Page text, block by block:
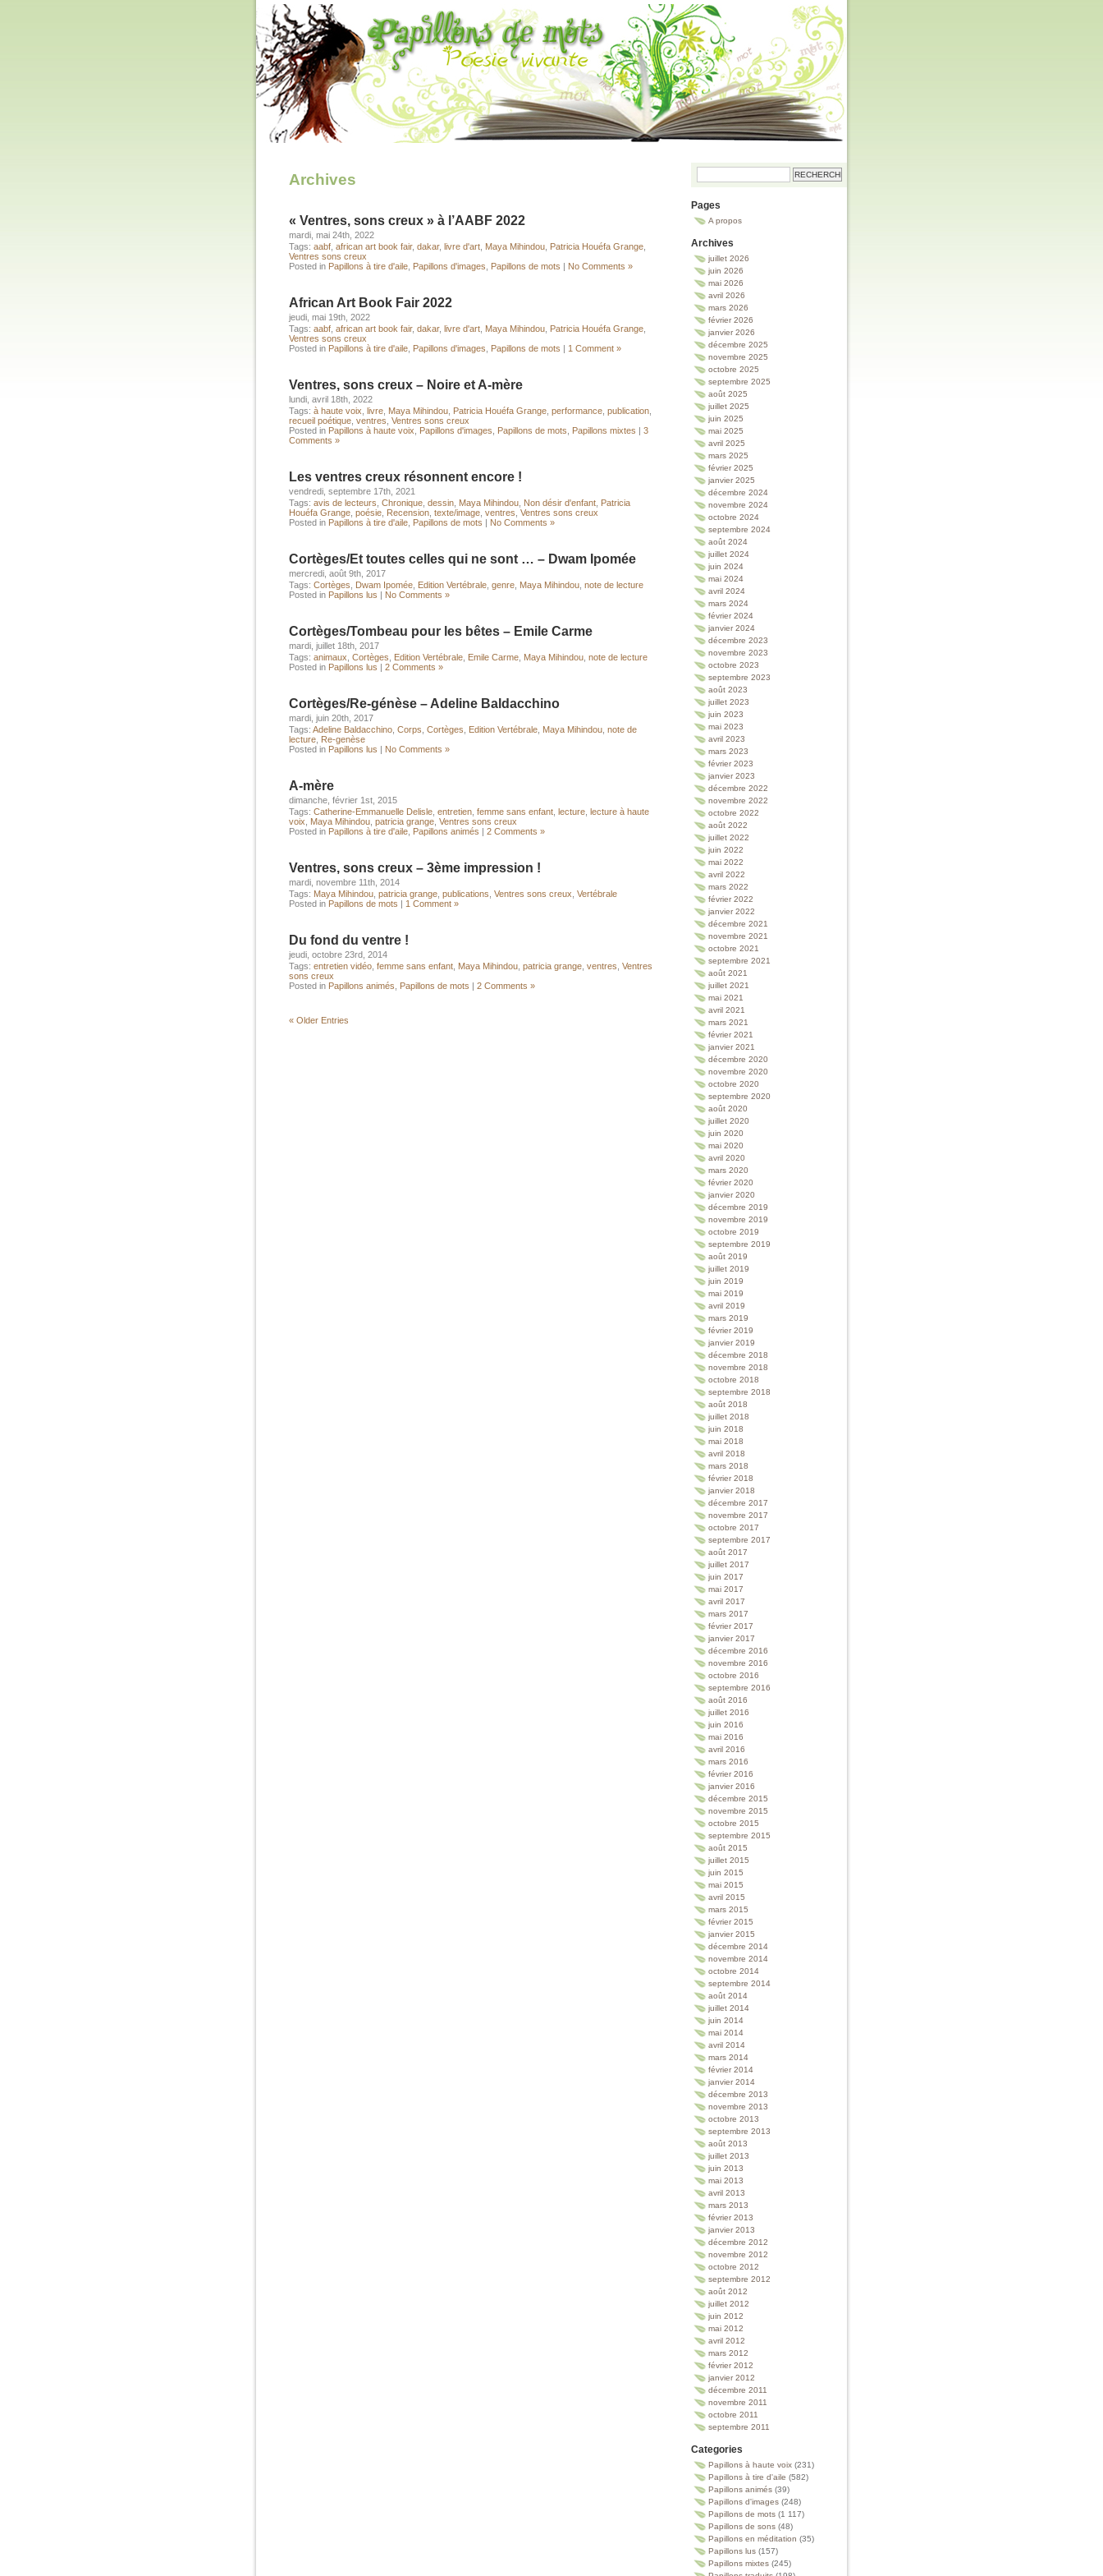
Archives
« Ventres, sons creux » à l’AABF 2022
mardi, mai 24th, 2022
Tags: aabf african art book fair, dakar, livre d'art Maya Mihindou Patricia Houéfa Grange
Ventres sons creux
Posted in Papillons à tire d'aile Papillons d'images Papillons de mots | No Comments »
African Art Book Fair 2022
jeudi, mai 19th, 2022
Tags: aabf african art book fair, dakar, livre d'art Maya Mihindou Patricia Houéfa Grange
Ventres sons creux
Posted in Papillons à tire d'aile Papillons d'images Papillons de mots | 1 Comment »
Ventres, sons creux – Noire et A-mère
lundi, avril 18th, 2022
Tags: à haute voix livre Maya Mihindou Patricia Houéfa Grange performance publication
recueil poétique ventres Ventres sons creux
Posted in Papillons à haute voix Papillons d'images Papillons de mots Papillons mixtes | 3
Comments »
Les ventres creux résonnent encore !
vendredi, septembre 17th, 2021
Tags: avis de lecteurs Chronique dessin Maya Mihindou Non désir d'enfant Patricia
Houéfa Grange poésie Recension texte/image ventres Ventres sons creux
Posted in Papillons à tire d'aile Papillons de mots | No Comments »
Cortèges/Et toutes celles qui ne sont … – Dwam Ipomée
mercredi, août 9th, 2017
Tags: Cortèges Dwam Ipomée Edition Vertébrale genre Maya Mihindou note de lecture
Posted in Papillons lus | No Comments »
Cortèges/Tombeau pour les bêtes – Emile Carme
mardi, juillet 18th, 2017
Tags: animaux Cortèges Edition Vertébrale Emile Carme Maya Mihindou note de lecture
Posted in Papillons lus | 2 Comments »
Cortèges/Re-génèse – Adeline Baldacchino
mardi, juin 20th, 2017
Tags: Adeline Baldacchino Corps Cortèges Edition Vertébrale Maya Mihindou note de
lecture Re-genèse
Posted in Papillons lus | No Comments »
A-mère
dimanche, février 1st, 2015
Tags: Catherine-Emmanuelle Delisle entretien femme sans enfant lecture lecture à haute
voix
Maya Mihindou patricia grange Ventres sons creux
Posted in Papillons à tire d'aile Papillons animés | 2 Comments »
Ventres, sons creux – 3ème impression !
mardi, novembre 11th, 2014
Tags: Maya Mihindou patricia grange publications Ventres sons creux Vertébrale
Posted in Papillons de mots | 1 Comment »
Du fond du ventre !
jeudi, octobre 23rd, 2014
Tags: entretien vidéo femme sans enfant Maya Mihindou patricia grange ventres Ventres
sons creux
Posted in Papillons animés Papillons de mots | 2 Comments »
« Older Entries
Pages
A propos
Archives
juillet 2026
juin 2026
mai 2026
avril 2026
mars 2026
février 2026
janvier 2026
décembre 2025
novembre 2025
octobre 2025
septembre 2025
août 2025
juillet 2025
juin 2025
mai 2025
avril 2025
mars 2025
février 2025
janvier 2025
décembre 2024
novembre 2024
octobre 2024
septembre 2024
août 2024
juillet 2024
juin 2024
mai 2024
avril 2024
mars 2024
février 2024
janvier 2024
décembre 2023
novembre 2023
octobre 2023
septembre 2023
août 2023
juillet 2023
juin 2023
mai 2023
avril 2023
mars 2023
février 2023
janvier 2023
décembre 2022
novembre 2022
octobre 2022
août 2022
juillet 2022
juin 2022
mai 2022
avril 2022
mars 2022
février 2022
janvier 2022
décembre 2021
novembre 2021
octobre 2021
septembre 2021
août 2021
juillet 2021
mai 2021
avril 2021
mars 2021
février 2021
janvier 2021
décembre 2020
novembre 2020
octobre 2020
septembre 2020
août 2020
juillet 2020
juin 2020
mai 2020
avril 2020
mars 2020
février 2020
janvier 2020
décembre 2019
novembre 2019
octobre 2019
septembre 2019
août 2019
juillet 2019
juin 2019
mai 2019
avril 2019
mars 2019
février 2019
janvier 2019
décembre 2018
novembre 2018
octobre 2018
septembre 2018
août 2018
juillet 2018
juin 2018
mai 2018
avril 2018
mars 2018
février 2018
janvier 2018
décembre 2017
novembre 2017
octobre 2017
septembre 2017
août 2017
juillet 2017
juin 2017
mai 2017
avril 2017
mars 2017
février 2017
janvier 2017
décembre 2016
novembre 2016
octobre 2016
septembre 2016
août 2016
juillet 2016
juin 2016
mai 2016
avril 2016
mars 2016
février 2016
janvier 2016
décembre 2015
novembre 2015
octobre 2015
septembre 2015
août 2015
juillet 2015
juin 2015
mai 2015
avril 2015
mars 2015
février 2015
janvier 2015
décembre 2014
novembre 2014
octobre 2014
septembre 2014
août 2014
juillet 2014
juin 2014
mai 2014
avril 2014
mars 2014
février 2014
janvier 2014
décembre 2013
novembre 2013
octobre 2013
septembre 2013
août 2013
juillet 2013
juin 2013
mai 2013
avril 2013
mars 2013
février 2013
janvier 2013
décembre 2012
novembre 2012
octobre 2012
septembre 2012
août 2012
juillet 2012
juin 2012
mai 2012
avril 2012
mars 2012
février 2012
janvier 2012
décembre 2011
novembre 2011
octobre 2011
septembre 2011
Categories
Papillons à haute voix (231)
Papillons à tire d'aile (582)
Papillons animés (39)
Papillons d'images (248)
Papillons de mots (1 117)
Papillons de sons (48)
Papillons en méditation (35)
Papillons lus (157)
Papillons mixtes (245)